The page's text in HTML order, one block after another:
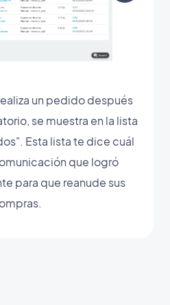
un pedido después
se muestra en la lista
Esta lista te dice cuál
que logró
para que reanude sus